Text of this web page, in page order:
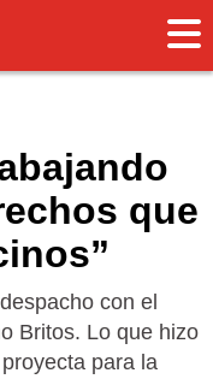
que
con el
Britos. Lo que hizo
para la